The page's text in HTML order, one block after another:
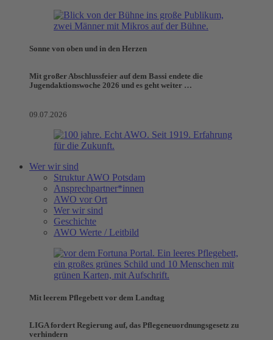
Sonne von oben und in den Herzen
Mit großer Abschlussfeier auf dem Bassi endete die
Jugendaktionswoche 2026 und es geht weiter …
09.07.2026
Wer wir sind
Struktur AWO Potsdam
Ansprechpartner*innen
AWO vor Ort
Wer wir sind
Geschichte
AWO Werte / Leitbild
Mit leerem Pflegebett vor dem Landtag
LIGA fordert Regierung auf, das Pflegeneuordnungsgesetz zu
verhindern